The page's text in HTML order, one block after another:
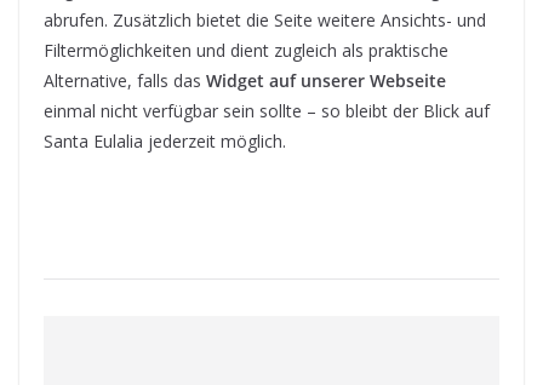
abrufen. Zusätzlich bietet die Seite weitere Ansichts- und
Filtermöglichkeiten und dient zugleich als praktische
Alternative, falls das Widget auf unserer Webseite
einmal nicht verfügbar sein sollte – so bleibt der Blick auf
Santa Eulalia jederzeit möglich.